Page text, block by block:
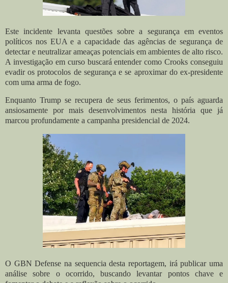
Este incidente levanta questões sobre a segurança em eventos
políticos nos EUA e a capacidade das agências de segurança de
detectar e neutralizar ameaças potenciais em ambientes de alto risco.
A investigação em curso buscará entender como Crooks conseguiu
evadir os protocolos de segurança e se aproximar do ex-presidente
com uma arma de fogo.
Enquanto Trump se recupera de seus ferimentos, o país aguarda
ansiosamente por mais desenvolvimentos nesta história que já
marcou profundamente a campanha presidencial de 2024.
O GBN Defense na sequencia desta reportagem, irá publicar uma
análise sobre o ocorrido, buscando levantar pontos chave e